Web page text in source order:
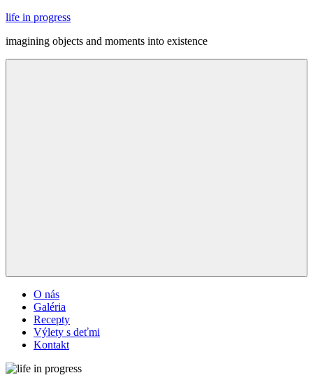
Skip
content
life in progress
imagining objects and moments into existence
O nás
Galéria
Recepty
Výlety s deťmi
Kontakt